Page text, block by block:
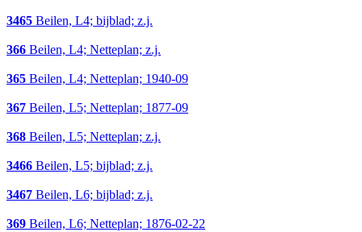
3465 Beilen, L4; bijblad; z.j.
366 Beilen, L4; Netteplan; z.j.
365 Beilen, L4; Netteplan; 1940-09
367 Beilen, L5; Netteplan; 1877-09
368 Beilen, L5; Netteplan; z.j.
3466 Beilen, L5; bijblad; z.j.
3467 Beilen, L6; bijblad; z.j.
369 Beilen, L6; Netteplan; 1876-02-22